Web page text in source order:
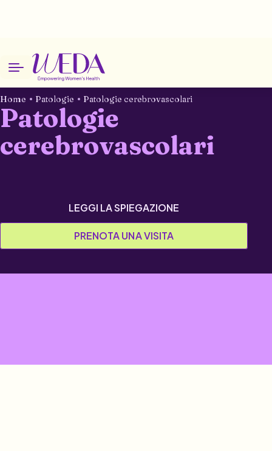
Home Patologie Patologie cerebrovascolari
Patologie
cerebrovascolari
PRENOTA UNA VISITA
LEGGI LA SPIEGAZIONE